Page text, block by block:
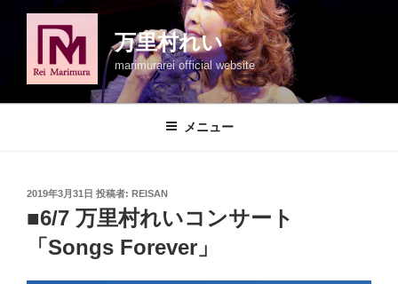
万里村れい
marimurarei official website
メニュー
投
日:
2019年3月31日 投稿者: REISAN
■6/7 万里村れいコンサート
「Songs Forever」